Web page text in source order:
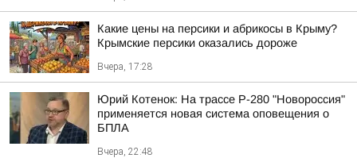
Какие цены на персики и абрикосы в Крыму?
Крымские персики оказались дороже
Вчера, 17:28
Юрий Котенок: На трассе Р-280 "Новороссия"
применяется новая система оповещения о
БПЛА
Вчера, 22:48